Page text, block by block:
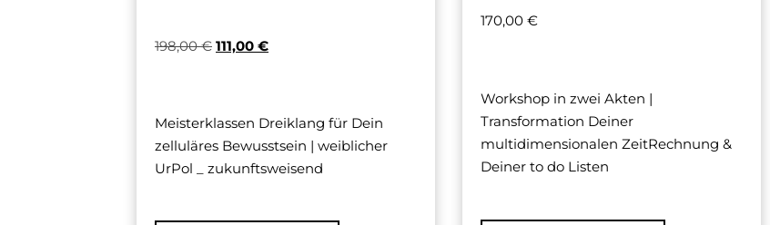
198,00€ 111,00 €
Meisterklassen Dreiklang für Dein
zelluläres Bewusstsein | weiblicher
UrPol _ zukunftsweisend
170,00 €
Workshop in zwei Akten |
Transformation Deiner
multidimensionalen ZeitRechnung &
Deiner to do Listen